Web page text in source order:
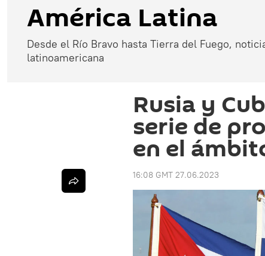
América Latina
Desde el Río Bravo hasta Tierra del Fuego,
latinoamericana
Rusia y
serie de
en el
16:08 GMT 27.06.2023